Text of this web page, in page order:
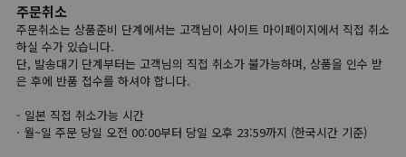
주문취소
주문취소는 상품준비 단계에서는 고객님이 사이트 마이페이지에서 직접 취소
하실 수가 있습니다.
단, 발송대기 단계부터는 고객님의 직접 취소가 불가능하며, 상품을 인수 받
은 후에 반품 접수를 하셔야 합니다.
- 일본 직접 취소가능 시간
· 월~일 주문 당일 오전 00:00부터 당일 오후 23:59까지 (한국시간 기준)